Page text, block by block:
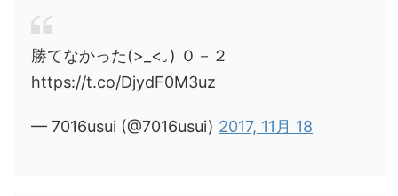
勝てなかった(>_<｡) ０－２
https://t.co/DjydF0M3uz
— 7016usui (@7016usui) 2017, 11月 18